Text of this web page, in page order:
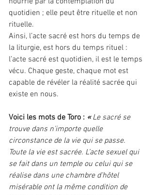
quotidien ; elle peut être rituelle et non
rituelle.
Ainsi, l’acte sacré est hors du temps de
la liturgie, est hors du temps rituel :
l’acte sacré est quotidien, il est le temps
vécu. Chaque geste, chaque mot est
capable de révéler la réalité sacrée qui
existe en nous.
Voici les mots de Toro : « Le sacré se
trouve dans n’importe quelle
circonstance de la vie qui se passe.
Toute la vie est sacrée. L’acte sexuel qui
se fait dans un temple ou celui qui se
réalise dans une chambre d’hôtel
misérable ont la même condition de